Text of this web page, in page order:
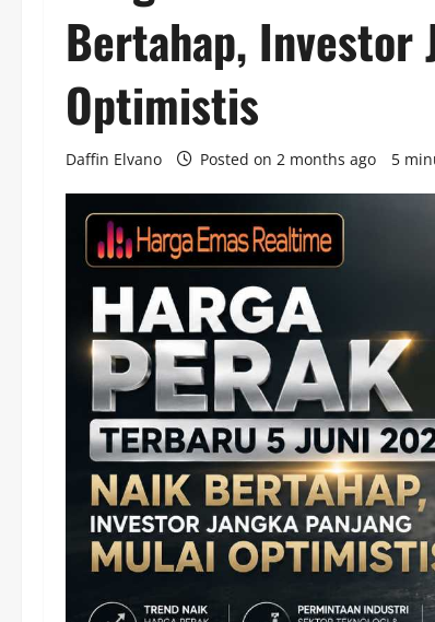
Bertahap, Investor
Optimistis
Daffin Elvano Posted on 2 months ago 5